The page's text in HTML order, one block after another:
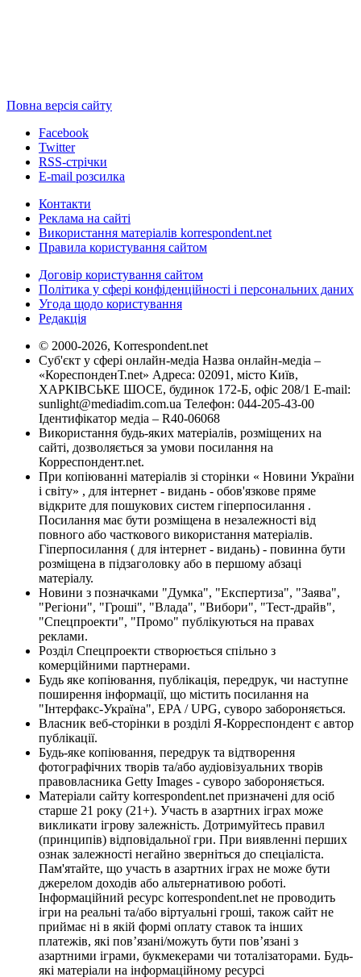
Повна версія сайту
Facebook
Twitter
RSS-стрічки
E-mail розсилка
Контакти
Реклама на сайті
Використання матеріалів korrespondent.net
Правила користування сайтом
Договір користування сайтом
Політика у сфері конфіденційності і персональних даних
Угода щодо користування
Редакція
© 2000-2026, Korrespondent.net
Суб'єкт у сфері онлайн-медіа Назва онлайн-медіа –
«КореспонденТ.net» Адреса: 02091, місто Київ,
ХАРКІВСЬКЕ ШОСЕ, будинок 172-Б, офіс 208/1 E-mail:
sunlight@mediadim.com.ua Телефон: 044-205-43-00
Ідентифікатор медіа – R40-06068
Використання будь-яких матеріалів, розміщених на
сайті, дозволяється за умови посилання на
Корреспондент.net.
При копіюванні матеріалів зі сторінки « Новини України
і світу» , для інтернет - видань - обов'язкове пряме
відкрите для пошукових систем гіперпосилання .
Посилання має бути розміщена в незалежності від
повного або часткового використання матеріалів.
Гіперпосилання ( для інтернет - видань) - повинна бути
розміщена в підзаголовку або в першому абзаці
матеріалу.
Новини з позначками "Думка", "Експертиза", "Заява",
"Регіони", "Гроші", "Влада", "Вибори", "Тест-драйв",
"Спецпроекти", "Промо" публікуються на правах
реклами.
Розділ Спецпроекти створюється спільно з
комерційними партнерами.
Будь яке копіювання, публікація, передрук, чи наступне
поширення інформації, що містить посилання на
"Інтерфакс-Україна", EPA / UPG, суворо забороняється.
Власник веб-сторінки в розділі Я-Корреспондент є автор
публікації.
Будь-яке копіювання, передрук та відтворення
фотографічних творів та/або аудіовізуальних творів
правовласника Getty Images - суворо забороняється.
Матеріали сайту korrespondent.net призначені для осіб
старше 21 року (21+). Участь в азартних іграх може
викликати ігрову залежність. Дотримуйтесь правил
(принципів) відповідальної гри. При виявленні перших
ознак залежності негайно зверніться до спеціаліста.
Пам'ятайте, що участь в азартних іграх не може бути
джерелом доходів або альтернативою роботі.
Інформаційний ресурс korrespondent.net не проводить
ігри на реальні та/або віртуальні гроші, також сайт не
приймає ні в якій формі оплату ставок та інших
платежів, які пов’язані/можуть бути пов’язані з
азартними іграми, букмекерами чи тоталізаторами. Будь-
які матеріали на інформаційному ресурсі